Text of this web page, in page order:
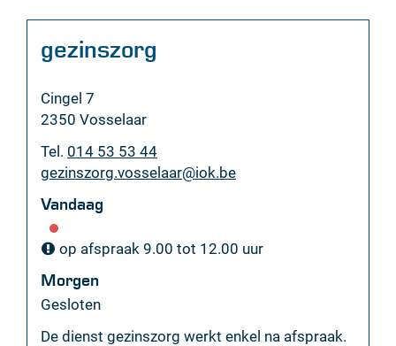
Contact
gezinszorg
Adres
Cingel 7
,2350 Vosselaar
Tel. 014 53 53 44
E-
gezinszorg.vosselaar@iok.be
Vandaag
op afspraak 9.00 tot 12.00 uur
Morgen
Gesloten
De dienst gezinszorg werkt enkel na afspraak.